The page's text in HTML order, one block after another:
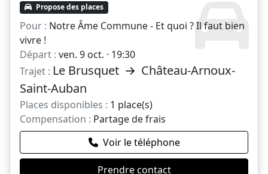
Propose des places
Pour : Notre Âme Commune - Et quoi ? Il faut bien
vivre !
Départ : ven. 9 oct. · 19:30
Trajet : Le Brusquet → Château-Arnoux-
Saint-Auban
Places disponibles : 1 place(s)
Compensation : Partage de frais
Voir le téléphone
Prendre contact